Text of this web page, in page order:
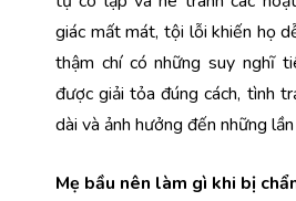
giác mất mát, tội lỗi khiến họ
thậm chí có những suy nghĩ
được giải tỏa đúng cách, tình
dài và ảnh hưởng đến những
Mẹ bầu nên làm gì khi bị